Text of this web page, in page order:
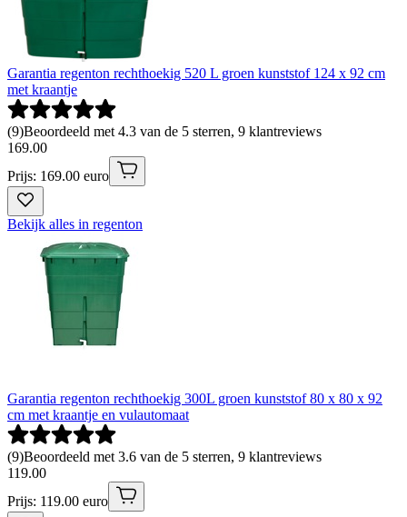
Garantia regenton rechthoekig 520 L groen kunststof 124 x 92 cm
met kraantje
(9)Beoordeeld met 4.3 van de 5 sterren, 9 klantreviews
169.00
Prijs: 169.00 euro
Bekijk alles in regenton
Garantia regenton rechthoekig 300L groen kunststof 80 x 80 x 92
cm met kraantje en vulautomaat
(9)Beoordeeld met 3.6 van de 5 sterren, 9 klantreviews
119.00
Prijs: 119.00 euro